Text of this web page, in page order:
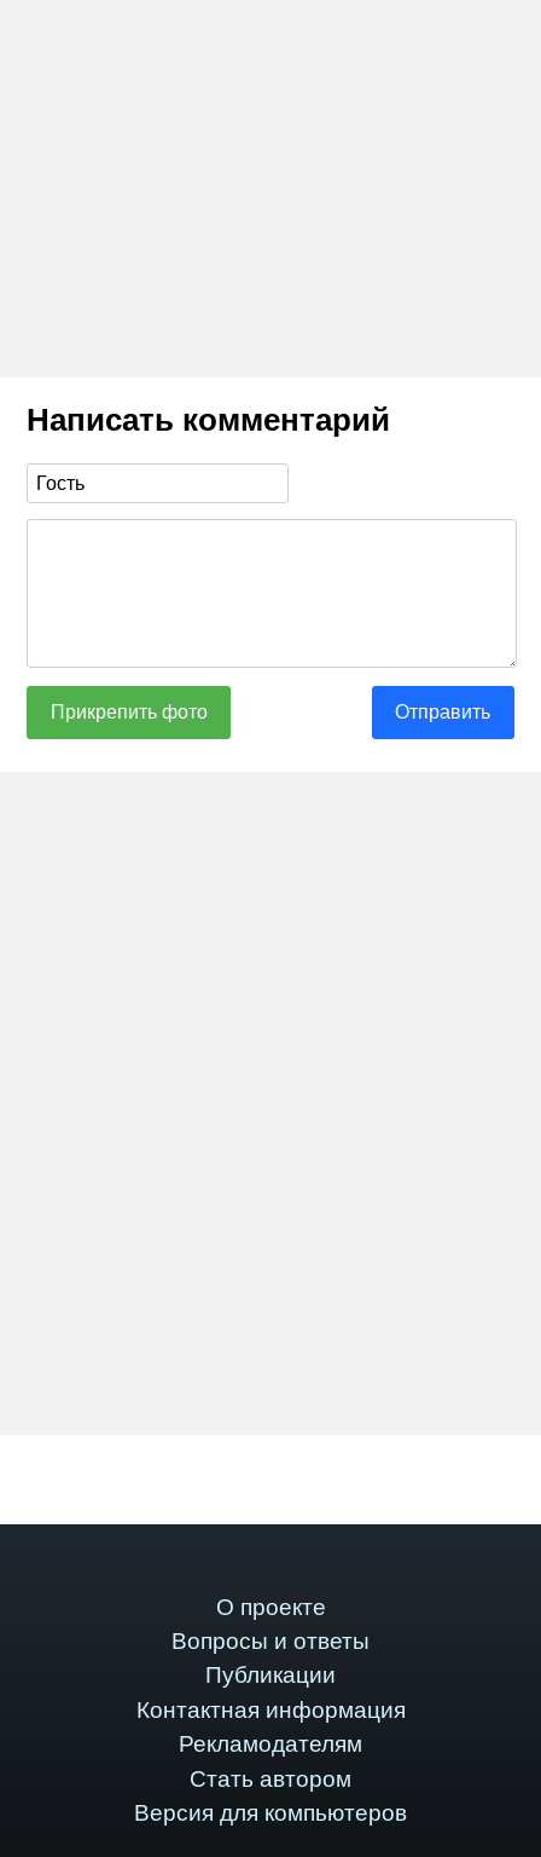
Написать комментарий
Прикрепить фото Отправить
О проекте
Вопросы и ответы
Публикации
Контактная информация
Рекламодателям
Стать автором
Версия для компьютеров